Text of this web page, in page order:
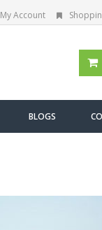
My Account
BLOGS